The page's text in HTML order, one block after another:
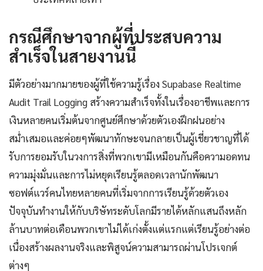
กรณีศึกษาจากผู้ที่ประสบความ
สำเร็จในสายงานนี้
มีตัวอย่างมากมายของผู้ที่ใช้ความรู้เรื่อง Supabase Realtime
Audit Trail Logging สร้างความสำเร็จทั้งในเรื่องอาชีพและการ
เงินหลายคนเริ่มต้นจากศูนย์ศึกษาด้วยตัวเองฝึกฝนอย่าง
สม่ำเสมอและค่อยๆพัฒนาทักษะจนกลายเป็นผู้เชี่ยวชาญที่ได้
รับการยอมรับในวงการสิ่งที่พวกเขามีเหมือนกันคือความอดทน
ความมุ่งมั่นและการไม่หยุดเรียนรู้ตลอดเวลานักพัฒนา
ซอฟต์แวร์คนไทยหลายคนที่เริ่มจากการเรียนรู้ด้วยตัวเอง
ปัจจุบันทำงานให้กับบริษัทระดับโลกมีรายได้หลักแสนถึงหลัก
ล้านบาทต่อเดือนพวกเขาไม่ได้เก่งตั้งแต่แรกแต่เรียนรู้อย่างต่อ
เนื่องสร้างผลงานจริงและพิสูจน์ความสามารถผ่านโปรเจกต์
ต่างๆ